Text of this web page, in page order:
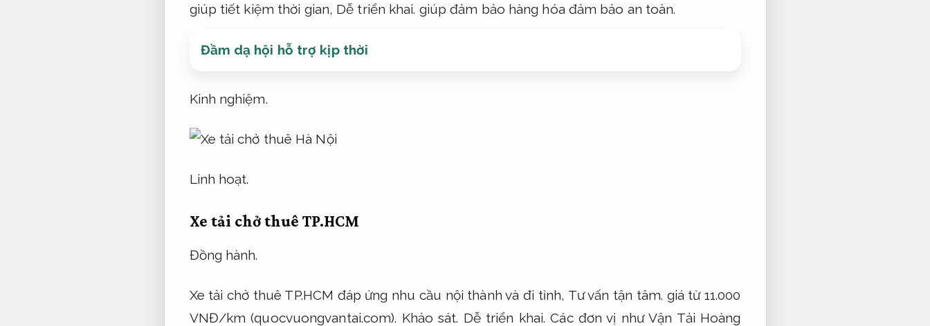
giúp tiết kiệm thời gian, Dễ triển khai. giúp đảm bảo hàng hóa đảm bảo an toàn.
Đầm dạ hội hỗ trợ kịp thời
Kinh nghiệm.
Linh hoạt.
Xe tải chở thuê TP.HCM
Đồng hành.
Xe tải chở thuê TP.HCM đáp ứng nhu cầu nội thành và đi tỉnh, Tư vấn tận tâm. giá từ 11.000
VNĐ/km (quocvuongvantai.com). Khảo sát. Dễ triển khai. Các đơn vị như Vận Tải Hoàng